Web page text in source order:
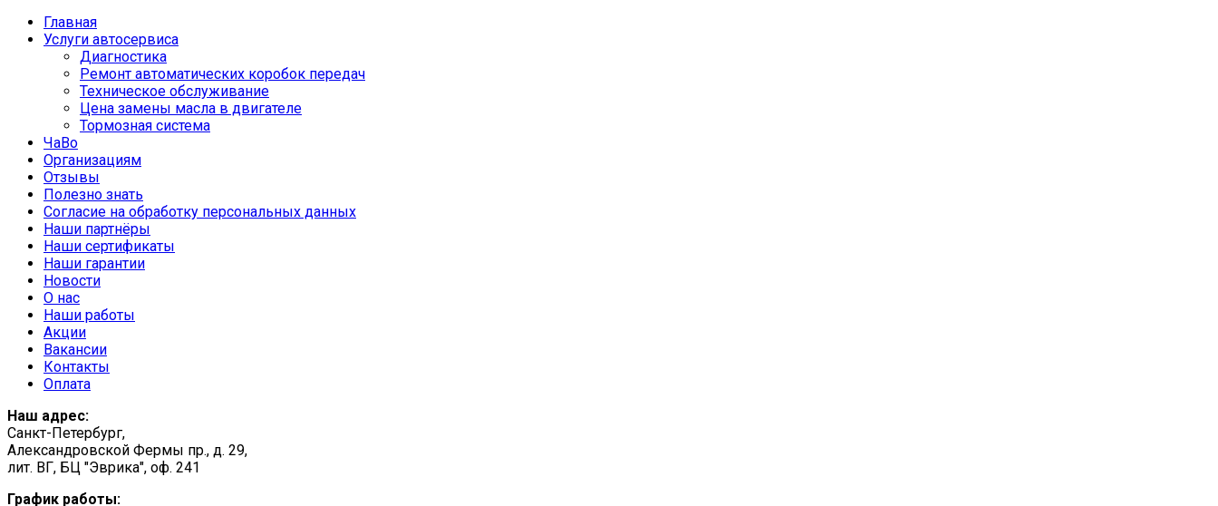
Главная
Услуги автосервиса
Диагностика
Ремонт автоматических коробок передач
Техническое обслуживание
Цена замены масла в двигателе
Тормозная система
ЧаВо
Организациям
Отзывы
Полезно знать
Согласие на обработку персональных данных
Наши партнёры
Наши сертификаты
Наши гарантии
Новости
О нас
Наши работы
Акции
Вакансии
Контакты
Оплата
Наш адрес:
Санкт-Петербург,
Александровской Фермы пр., д. 29,
лит. ВГ, БЦ "Эврика", оф. 241
График работы: